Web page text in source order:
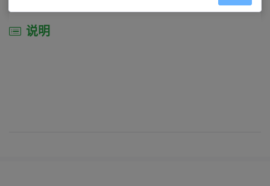
说明